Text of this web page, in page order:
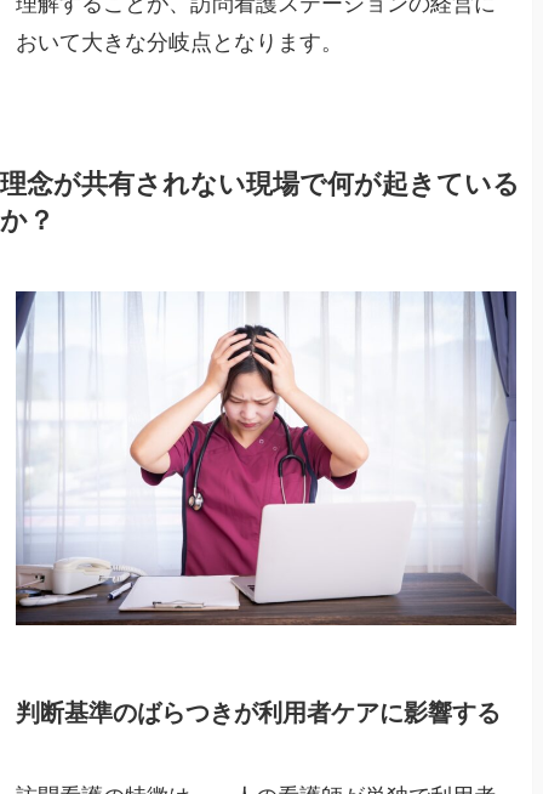
おいて大きな分岐点となります。
理念が共有されない現場で何が起きている
か？
判断基準のばらつきが利用者ケアに影響する